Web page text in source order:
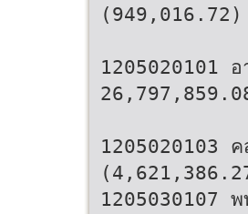
(949,016.72)
1205020101
1205020103
1205030107